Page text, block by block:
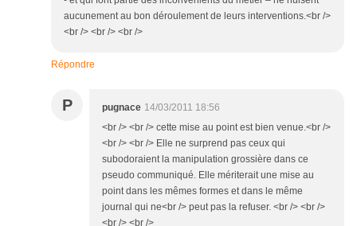
aucunement au bon déroulement de leurs interventions.<br />
<br /> <br /> <br />
Répondre
P pugnace 14/03/2011 18:56
<br /> <br /> cette mise au point est bien venue.<br />
<br /> <br /> Elle ne surprend pas ceux qui
subodoraient la manipulation grossière dans ce
pseudo communiqué. Elle mériterait une mise au
point dans les mêmes formes et dans le même
journal qui ne<br /> peut pas la refuser. <br /> <br />
<br /> <br />